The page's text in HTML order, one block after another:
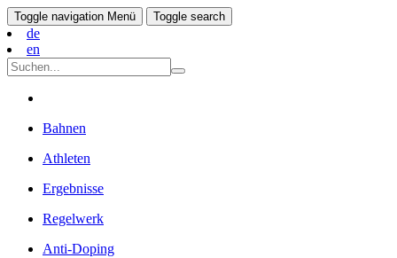
Toggle navigation Menü Toggle search
de
en
Bahnen
Athleten
Ergebnisse
Regelwerk
Anti-Doping